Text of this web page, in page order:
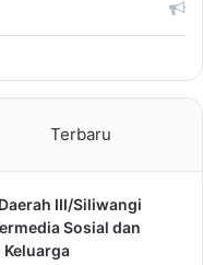
Terbaru
III/Siliwangi
Sosial dan
Keluarga